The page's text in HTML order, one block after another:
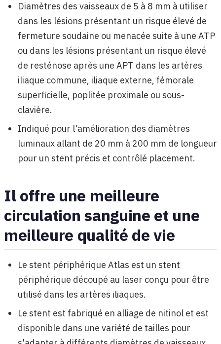
Diamètres des vaisseaux de 5 à 8 mm à utiliser
dans les lésions présentant un risque élevé de
fermeture soudaine ou menacée suite à une ATP
ou dans les lésions présentant un risque élevé
de resténose après une APT dans les artères
iliaque commune, iliaque externe, fémorale
superficielle, poplitée proximale ou sous-
clavière.
Indiqué pour l'amélioration des diamètres
luminaux allant de 20 mm à 200 mm de longueur
pour un stent précis et contrôlé placement.
Il offre une meilleure
circulation sanguine et une
meilleure qualité de vie
Le stent périphérique Atlas est un stent
périphérique découpé au laser conçu pour être
utilisé dans les artères iliaques.
Le stent est fabriqué en alliage de nitinol et est
disponible dans une variété de tailles pour